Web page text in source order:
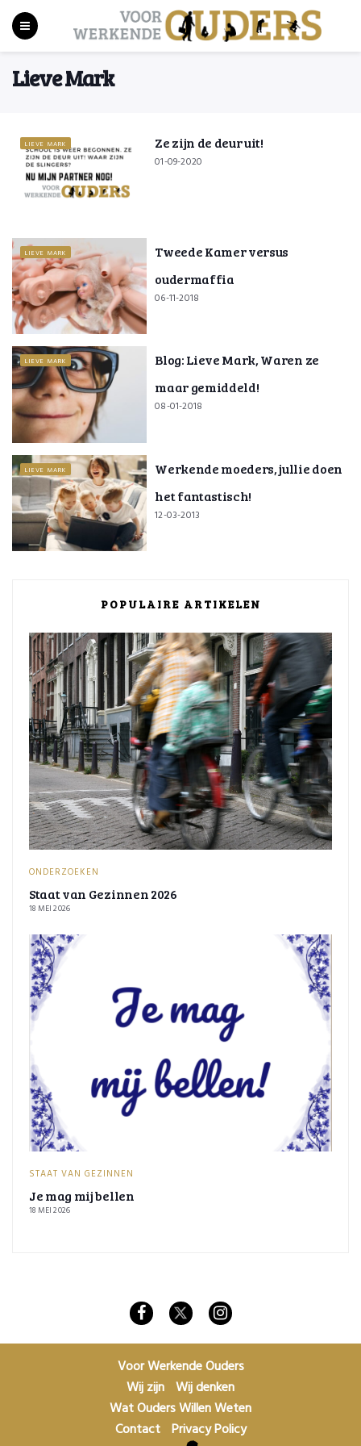
Lieve Mark
LIEVE MARK Ze zijn de deur uit!
01-09-2020
LIEVE MARK
Tweede Kamer versus
oudermaffia
06-11-2018
LIEVE MARK
Blog: Lieve Mark, Waren ze
maar gemiddeld!
08-01-2018
LIEVE MARK
Werkende moeders, jullie doen
het fantastisch!
12-03-2013
POPULAIRE ARTIKELEN
ONDERZOEKEN
Staat van Gezinnen 2026
18 MEI 2026
STAAT VAN GEZINNEN
Je mag mij bellen
18 MEI 2026
Voor Werkende Ouders
Wij zijn Wij denken
Wat Ouders Willen Weten
Contact Privacy Policy